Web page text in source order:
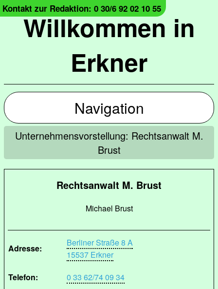
Willkommen in
Erkner
Kontakt zur Redaktion: 0 30/6 92 02 10 55
Navigation
Unternehmensvorstellung: Rechtsanwalt M.
Brust
Rechtsanwalt M. Brust
Michael Brust
Adresse:
Berliner Straße 8 A
15537 Erkner
Telefon:
0 33 62/74 09 34